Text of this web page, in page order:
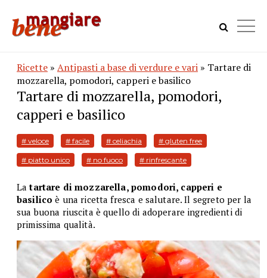
Ricette » Antipasti a base di verdure e vari » Tartare di
mozzarella, pomodori, capperi e basilico
Tartare di mozzarella, pomodori,
capperi e basilico
# veloce # facile # celiachia # gluten free
# piatto unico # no fuoco # rinfrescante
Latartare di mozzarella, pomodori, capperi e
basilico è una ricetta fresca e salutare. Il segreto per la
sua buona riuscita è quello di adoperare ingredienti di
primissima qualità.